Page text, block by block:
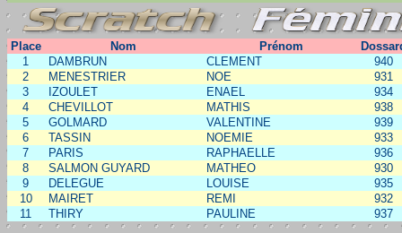
Place Nom Prénom
1
DAMBRUN CLEMENT
940
2
MENESTRIER NOE
931
3
IZOULET ENAEL
934
4
CHEVILLOT MATHIS
938
5
GOLMARD VALENTINE
939
6
TASSIN NOEMIE
933
7
PARIS RAPHAELLE
936
8
SALMON GUYARD MATHEO
930
9
DELEGUE LOUISE
935
10
MAIRET REMI
932
11
THIRY PAULINE 937